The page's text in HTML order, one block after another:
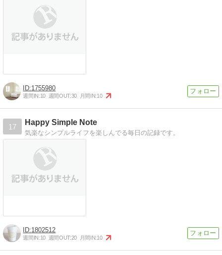
1755980
週間IN:10 週間OUT:30 月間IN:10
17
Happy Simple Note
気楽なシンプルライフを楽しんでる毎日の記録です。
1802512
週間IN:10 週間OUT:20 月間IN:10